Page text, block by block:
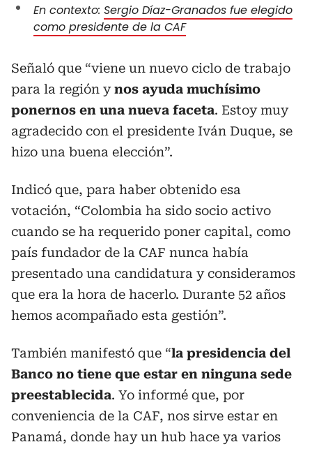
En contexto: Sergio Díaz-Granados fue elegido
como presidente de la CAF
Señaló que “viene un nuevo ciclo de trabajo
para la región ynos ayuda muchísimo
ponernos en una nueva faceta. Estoy muy
agradecido con el presidente Iván Duque, se
hizo una buena elección”.
Indicó que, para haber obtenido esa
votación, “Colombia ha sido socio activo
cuando se ha requerido poner capital, como
país fundador de la CAF nunca había
presentado una candidatura y consideramos
que era la hora de hacerlo. Durante 52 años
hemos acompañado esta gestión”.
También manifestó que “la presidencia del
Banco no tiene que estar en ninguna sede
preestablecida. Yo informé que, por
conveniencia de la CAF, nos sirve estar en
Panamá, donde hay un hub hace ya varios